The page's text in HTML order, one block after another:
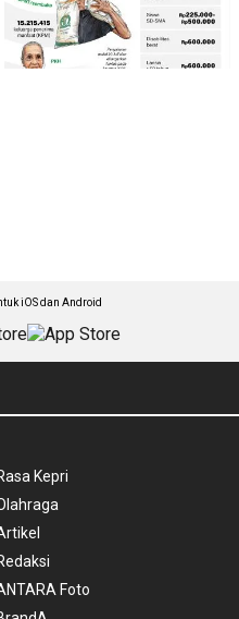
iOS dan Android
Kepri
Foto